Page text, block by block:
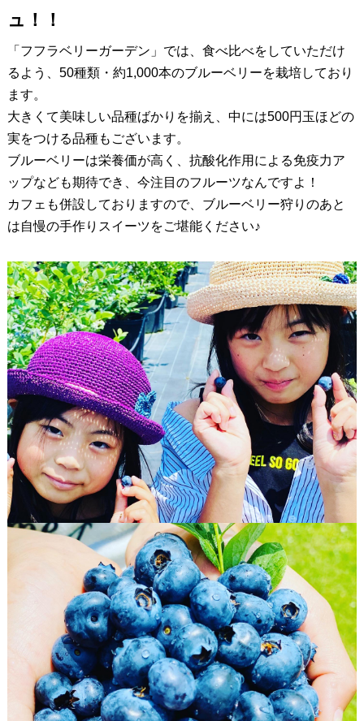
ュ！！
「フフラベリーガーデン」では、食べ比べをしていただけ
るよう、50種類・約1,000本のブルーベリーを栽培しており
ます。
大きくて美味しい品種ばかりを揃え、中には500円玉ほどの
実をつける品種もございます。
ブルーベリーは栄養価が高く、抗酸化作用による免疫力ア
ップなども期待でき、今注目のフルーツなんですよ！
カフェも併設しておりますので、ブルーベリー狩りのあと
は自慢の手作りスイーツをご堪能ください♪